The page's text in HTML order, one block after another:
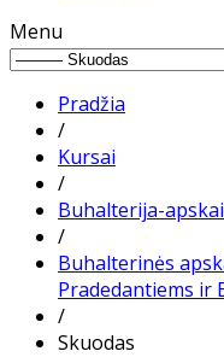
Menu
Pradžia
/
Kursai
/
Buhalterija-
/
Buhalterinės
Pradedantiems ir
/
Skuodas